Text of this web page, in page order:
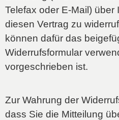
Telefax oder E-Mail) über
diesen Vertrag zu
können dafür das
Widerrufsformular
vorgeschrieben ist.
Zur Wahrung der
dass Sie die Mitteilung